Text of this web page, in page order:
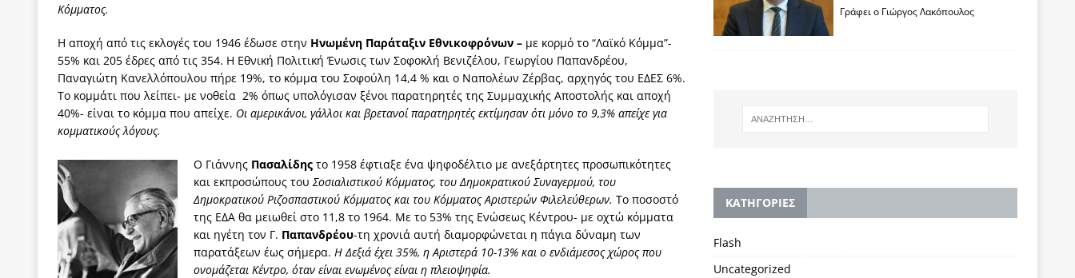
Κόμματος.
Η αποχή από τις εκλογές του 1946 έδωσε στην Ηνωμένη Παράταξιν Εθνικοφρόνων – με κορμό το “Λαϊκό Κόμμα”-
55% και 205 έδρες από τις 354. Η Εθνική Πολιτική Ένωσις των Σοφοκλή Βενιζέλου, Γεωργίου Παπανδρέου,
Παναγιώτη Κανελλόπουλου πήρε 19%, το κόμμα του Σοφούλη 14,4 % και ο Ναπολέων Ζέρβας, αρχηγός του ΕΔΕΣ 6%.
Το κομμάτι που λείπει- με νοθεία 2% όπως υπολόγισαν ξένοι παρατηρητές της Συμμαχικής Αποστολής και αποχή
40%- είναι το κόμμα που απείχε. Οι αμερικάνοι, γάλλοι και βρετανοί παρατηρητές εκτίμησαν ότι μόνο το 9,3% απείχε για
κομματικούς λόγους.
Ο Γιάννης Πασαλίδης το 1958 έφτιαξε ένα ψηφοδέλτιο με ανεξάρτητες προσωπικότητες
και εκπροσώπους του Σοσιαλιστικού Κόμματος, του Δημοκρατικού Συναγερμού, του
Δημοκρατικού Ριζοσπαστικού Κόμματος και του Κόμματος Αριστερών Φιλελεύθερων. Το ποσοστό
της ΕΔΑ θα μειωθεί στο 11,8 το 1964. Με το 53% της Ενώσεως Κέντρου- με οχτώ κόμματα
και ηγέτη τον Γ. Παπανδρέου-τη χρονιά αυτή διαμορφώνεται η πάγια δύναμη των
παρατάξεων έως σήμερα. Η Δεξιά έχει 35%, η Αριστερά 10-13% και ο ενδιάμεσος χώρος που
ονομάζεται Κέντρο, όταν είναι ενωμένος είναι η πλειοψηφία.
Γράφει ο Γιώργος Λακόπουλος
KΑΤΗΓΟΡΙΕΣ
Flash
Uncategorized